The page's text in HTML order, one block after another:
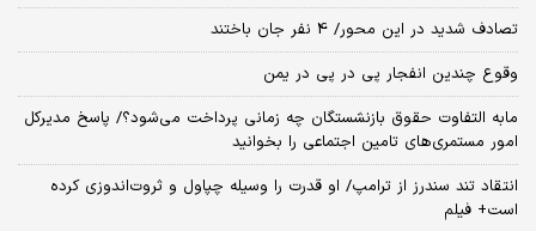
تصادف شدید در این محور/ 4 نفر جان باختند
وقوع چندین انفجار پی در پی در یمن
مابه التفاوت حقوق بازنشستگان چه زمانی پرداخت می‌شود؟/ پاسخ مدیرکل
امور مستمری‌های تامین اجتماعی را بخوانید
انتقاد تند سندرز از ترامپ/ او قدرت را وسیله چپاول و ثروت‌اندوزی کرده
است+ فیلم